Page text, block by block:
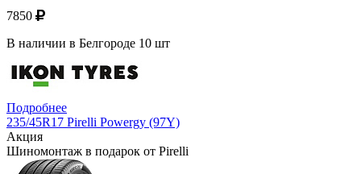
7850
В наличии в Белгороде 10 шт
Подробнее
235/45R17 Pirelli Powergy (97Y)
Акция
Шиномонтаж в подарок от Pirelli